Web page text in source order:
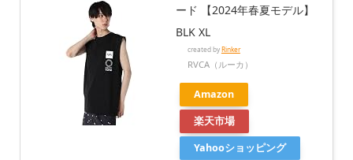
ード 【2024年春夏モデル】
BLK XL
created byRinker
RVCA（ルーカ）
Amazon
楽天市場
Yahooショッピング